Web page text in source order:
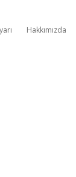
Hakkımızda